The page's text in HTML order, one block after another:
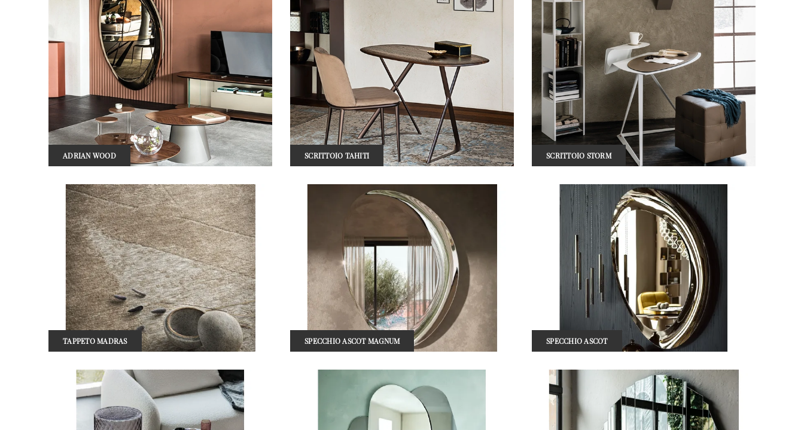
ADRIAN WOOD SCRITTOIO TAHITI SCRITTOIO STORM
TAPPETO MADRAS SPECCHIO ASCOT MAGNUM SPECCHIO ASCOT